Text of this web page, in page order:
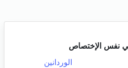
نفس الإختصاص
الوردانين